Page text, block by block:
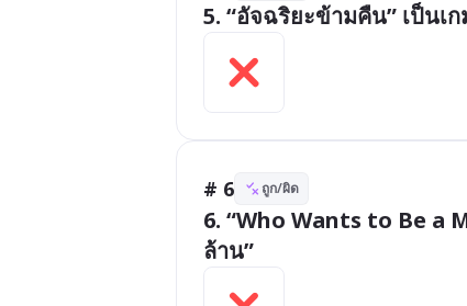
5. “อัจฉริยะข้ามคืน” เป็นเ
# 6 ถูก/ผิด
6. “Who Wants to Be a
ล้าน”